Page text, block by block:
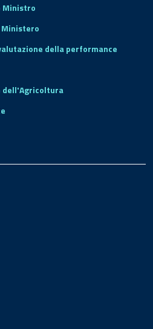
Ministro
della performance
dell'Agricoltura